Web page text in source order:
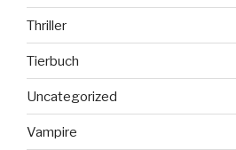
Thriller
Tierbuch
Uncategorized
Vampire